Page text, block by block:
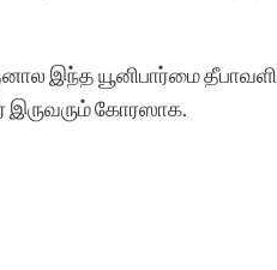
இந்த யூனிபார்மை
இருவரும் கோரஸாக.